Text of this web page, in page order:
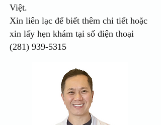
Việt.
Xin liên lạc để biết thêm chi tiết hoặc
xin lấy hẹn khám tại số điện thoại
(281) 939-5315